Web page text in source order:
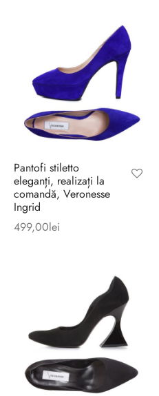
Pantofi stiletto
eleganți, realizați la
comandă, Veronesse
Ingrid
499,00lei